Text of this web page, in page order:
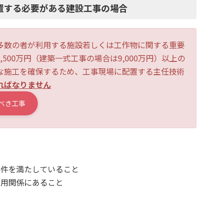
る必要がある建設工事の場合
の者が利用する施設若しくは工作物に関する重要
万円（建築一式工事の場合は9,000万円）以上の
工を確保するため、工事現場に配置する主任技術
ばなりません
き工事
を満たしていること
関係にあること